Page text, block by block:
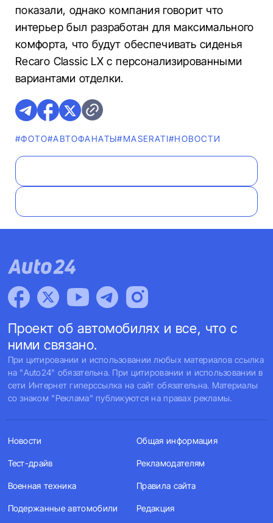
показали, однако компания говорит что
интерьер был разработан для максимального
комфорта, что будут обеспечивать сиденья
Recaro Classic LX с персонализированными
вариантами отделки.
#ФОТО#AВТОФАНАТЫ#MASERATI#НОВОСТИ
Проект об автомобилях и все, что с
ними связано.
При цитировании и использовании любых материалов ссылка
на "Auto24" обязательна. При цитировании и использовании в
сети Интернет гиперссылка на сайт обязательна. Материалы
со знаком "Реклама" публикуются на правах рекламы.
Новости
Тест-драйв
Военная техника
Подержанные автомобили
Общая информация
Рекламодателям
Правила сайта
Редакция